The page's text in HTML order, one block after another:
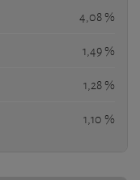
4,08 %
1,49 %
1,28 %
1,10 %